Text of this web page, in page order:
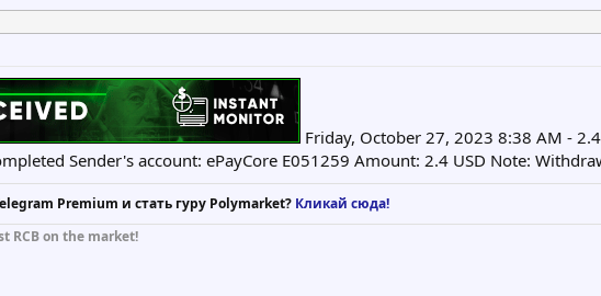
Friday, October 27, 2023 8:38 AM -
Sender's account: ePayCore E051259 Amount: 2.4 USD Note:
Premium и стать гуру Polymarket? Кликай сюда!
RCB on the market!